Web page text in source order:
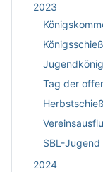
2023
Tag der
SBL-
2024